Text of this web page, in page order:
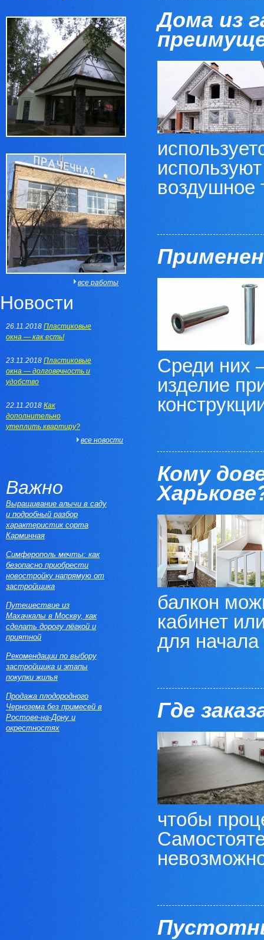
Дома из
воздушное
Среди них
изделие
Кому
балкон
кабинет
для начала
Где
чтобы
все работы
Новости
26.11.2018 Пластиковые
окна — как есть!
23.11.2018 Пластиковые
окна — долговечность и
удобство
22.11.2018 Как
дополнительно
утеплить квартиру?
все новости
Важно
Выращивание алычи в саду
и подробный разбор
характеристик сорта
Карминная
Симферополь мечты: как
безопасно приобрести
новостройку напрямую от
застройщика
Путешествие из
Махачкалы в Москву, как
сделать дорогу лёгкой и
приятной
Рекомендации по выбору
застройщика и этапы
покупки жилья
Продажа плодородного
Чернозема без примесей в
Ростове-на-Дону и
окрестностях